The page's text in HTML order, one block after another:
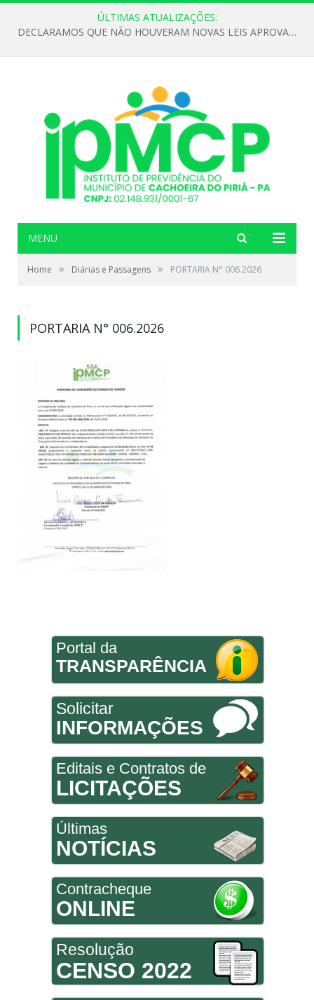
ÚLTIMAS ATUALIZAÇÕES:
DECLARAMOS QUE NÃO HOUVERAM NOVAS LEIS APROVADAS ATÉ O MOMENTO PARA O INSTITUTO DE PREVIDÊNCIA NO ANO DE 2026
MENU
Home » Diárias e Passagens » PORTARIA N° 006.2026
PORTARIA N° 006.2026
Portal da
TRANSPARÊNCIA
Solicitar
INFORMAÇÕES
Editais e Contratos de
LICITAÇÕES
Últimas
NOTÍCIAS
Contracheque
ONLINE
Resolução
CENSO 2022